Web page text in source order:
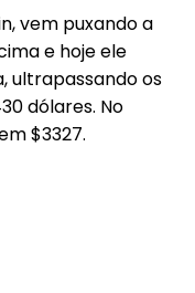
vem puxando a
e hoje ele
ultrapassando os
dólares. No
$3327.